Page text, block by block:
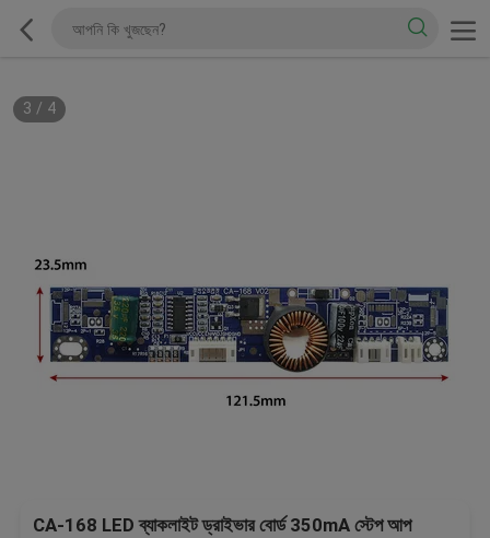
3 / 4
CA-168 LED ব্যাকলাইট ড্রাইভার বোর্ড 350mA স্টেপ আপ